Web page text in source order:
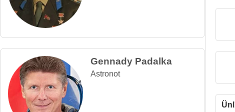
Gennady Padalka
Astronot